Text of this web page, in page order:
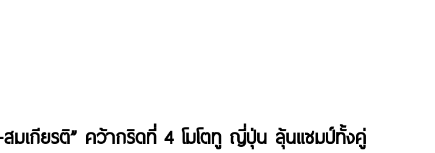
มเกียรติ” คว้ากริดที่ 4 โมโตทู ญี่ปุ่น ลุ้นแชมป์ทั้งคู่